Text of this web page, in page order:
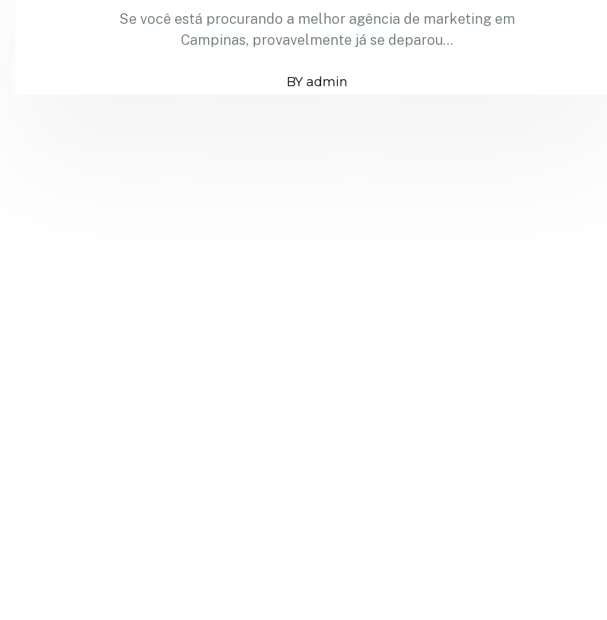
Se você está procurando a melhor agência de marketing em
Campinas, provavelmente já se deparou…
BY admin